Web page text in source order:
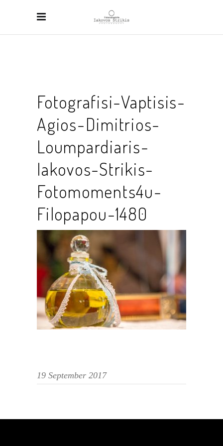
Fotografisi-Vaptisis-
Agios-Dimitrios-
Loumpardiaris-
Iakovos-Strikis-
Fotomoments4u-
Filopapou-1480
19 September 2017